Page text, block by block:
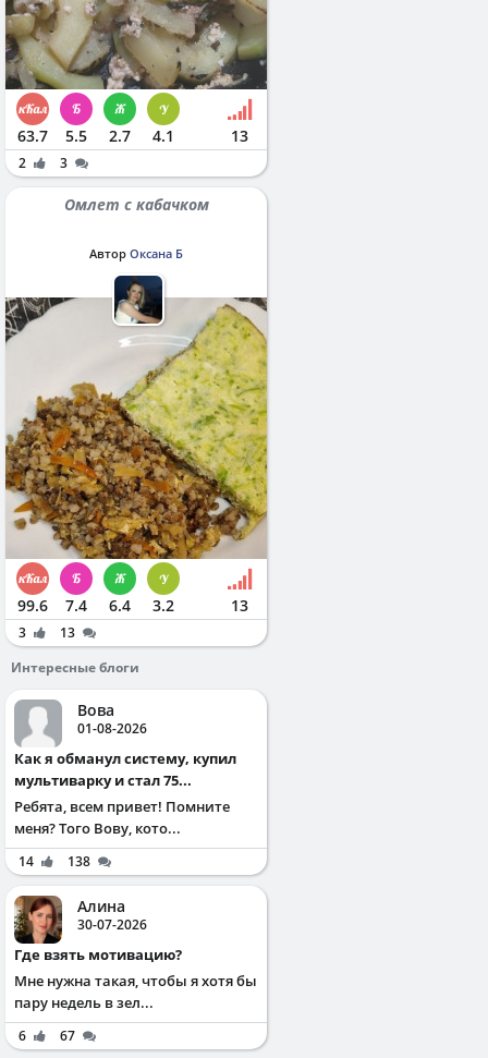
63.7 5.5 2.7 4.1 13
2 3
Омлет с кабачком
Автор Оксана Б
99.6 7.4 6.4 3.2 13
3
13
Интересные блоги
Вова
01-08-2026
Как я обманул систему, купил
мультиварку и стал 75...
Ребята, всем привет! Помните
меня? Того Вову, кото...
14 138
Алина
30-07-2026
Где взять мотивацию?
Мне нужна такая, чтобы я хотя бы
пару недель в зел...
6 67